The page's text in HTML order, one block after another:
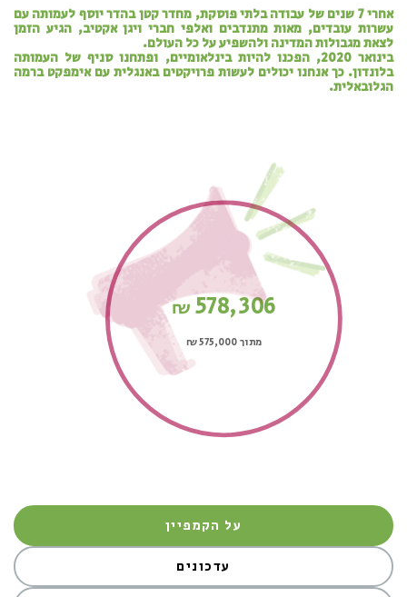
אחרי 7 שנים של עבודה בלתי פוסקת, מחדר קטן בהדר יוסף לעמותה עם
עשרות עובדים, מאות מתנדבים ואלפי חברי ויגן אקטיב, הגיע הזמן
לצאת מגבולות המדינה ולהשפיע על כל העולם.
בינואר 2020, הפכנו להיות בינלאומיים, ופתחנו סניף של העמותה
בלונדון. כך אנחנו יכולים לעשות פרויקטים באנגלית עם אימפקט ברמה
הגלובאלית.
578,306
₪
מתוך 575,000 ₪
על הקמפיין
עדכונים